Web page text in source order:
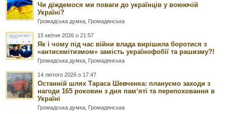
Чи діждемося ми поваги до українців у воюючій
Україні?
Громадська думка Громадянська
15 квітня 2026 о 21:57
Як і чому під час війни влада вирішила боротися з
«антисемітизмом» замість українофобії та рашизму?!
Громадська думка Громадянська
14 лютого 2026 о 17:47
Останній шлях Тараса Шевченка: плануємо заходи з
нагоди 165 роковин з дня памʼяті та перепоховання в
Україні
Громадська думка Громадянська